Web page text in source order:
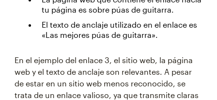
tu página es sobre púas de guitarra.
El texto de anclaje utilizado en el enlace es
«Las mejores púas de guitarra».
En el ejemplo del enlace 3, el sitio web, la página
web y el texto de anclaje son relevantes. A pesar
de estar en un sitio web menos reconocido, se
trata de un enlace valioso, ya que transmite claras